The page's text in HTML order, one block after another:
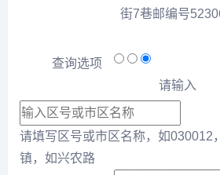
街7巷邮编号
查询选项
请输入
请填写区号或市区名称，如030012
镇，如兴农路